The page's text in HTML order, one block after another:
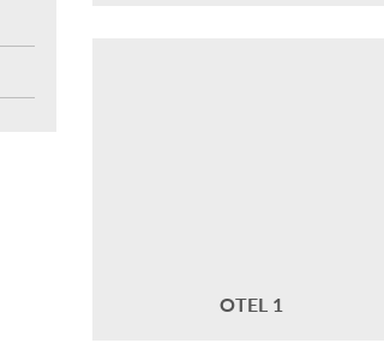
OTEL 1